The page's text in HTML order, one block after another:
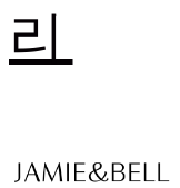
리